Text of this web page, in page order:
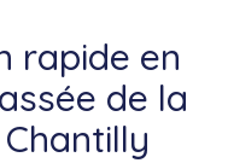
rapide en
de la